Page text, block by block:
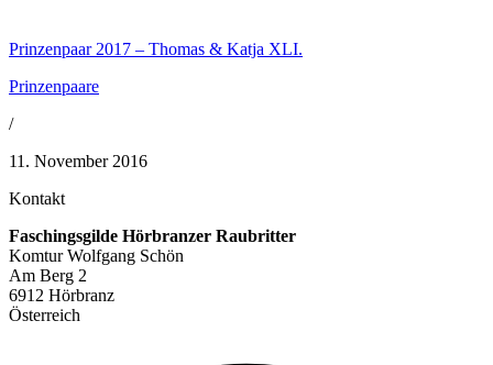
Prinzenpaar 2017 – Thomas & Katja XLI.
Prinzenpaare
/
11. November 2016
Kontakt
Faschingsgilde Hörbranzer Raubritter
Komtur Wolfgang Schön
Am Berg 2
6912 Hörbranz
Österreich